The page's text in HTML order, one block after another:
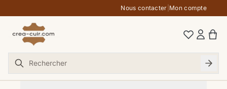
Nous contacter Mon compte